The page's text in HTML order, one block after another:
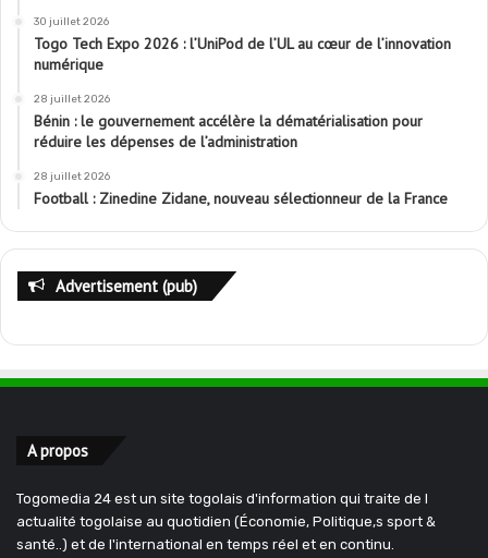
30 juillet 2026
Togo Tech Expo 2026 : l’UniPod de l’UL au cœur de l’innovation
numérique
28 juillet 2026
Bénin : le gouvernement accélère la dématérialisation pour
réduire les dépenses de l’administration
28 juillet 2026
Football : Zinedine Zidane, nouveau sélectionneur de la France
Advertisement (pub)
A propos
Togomedia 24 est un site togolais d'information qui traite de l
actualité togolaise au quotidien (Économie, Politique,s sport &
santé..) et de l'international en temps réel et en continu.